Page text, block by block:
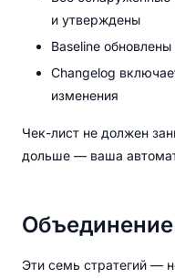
и утверждены
Baseline
Changelog
изменения
Чек-лист не должен
дольше — ваша
Объединение
Эти семь стратегий —